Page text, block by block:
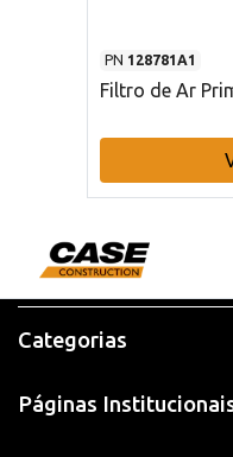
PN 128781A1
Filtro de Ar
Categorias
Páginas